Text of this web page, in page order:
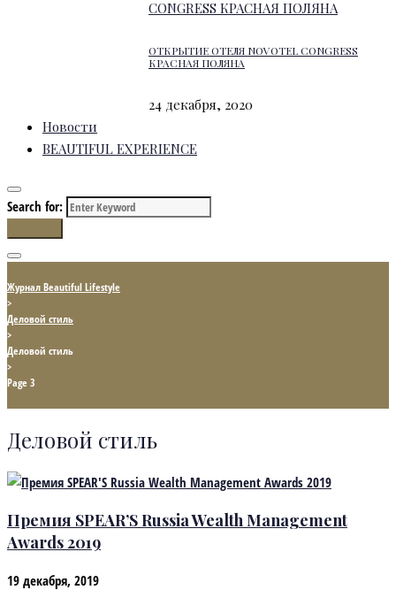
ОТКРЫТИЕ ОТЕЛЯ NOVOTEL CONGRESS
КРАСНАЯ ПОЛЯНА
24 декабря, 2020
Новости
BEAUTIFUL EXPERIENCE
Search for:
Журнал Beautiful Lifestyle
>
Деловой стиль
>
Деловой стиль
>
Page 3
Деловой стиль
Премия SPEAR’S Russia Wealth Management
Awards 2019
19 декабря, 2019